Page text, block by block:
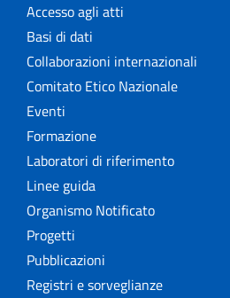
Accesso agli atti
Basi di dati
Collaborazioni internazionali
Comitato Etico Nazionale
Eventi
Formazione
Laboratori di riferimento
Linee guida
Organismo Notificato
Progetti
Pubblicazioni
Registri e sorveglianze